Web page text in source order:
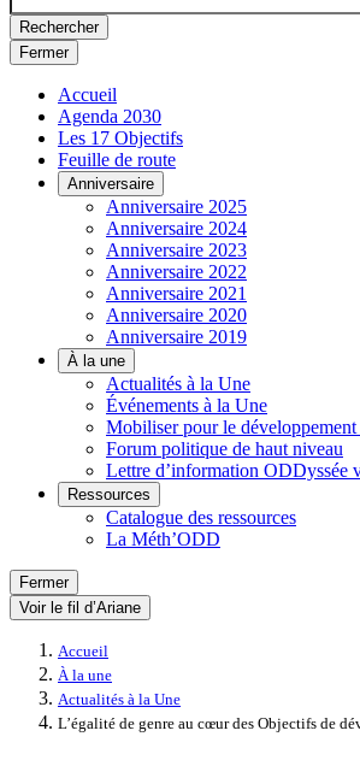
Rechercher
Fermer
Accueil
Agenda 2030
Les 17 Objectifs
Feuille de route
Anniversaire
Anniversaire 2025
Anniversaire 2024
Anniversaire 2023
Anniversaire 2022
Anniversaire 2021
Anniversaire 2020
Anniversaire 2019
À la une
Actualités à la Une
Événements à la Une
Mobiliser pour le développement
Forum politique de haut niveau
Lettre d’information ODDyssée
Ressources
Catalogue des ressources
La Méth’ODD
Fermer
Voir le fil d’Ariane
Accueil
À la une
Actualités à la Une
L’égalité de genre au cœur des Objectifs de